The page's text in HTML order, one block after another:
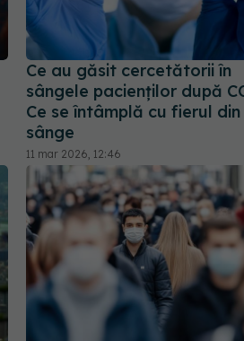
Ce au găsit cercetătorii în
sângele pacienților după
Ce se întâmplă cu fierul din
sânge
11 mar 2026, 12:46